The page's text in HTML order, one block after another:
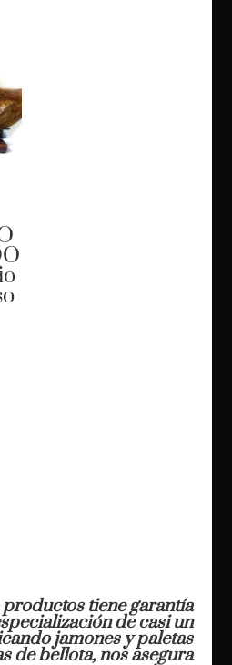
tiene garantía
de casi un
jamones y paletas
de bellota, nos asegura